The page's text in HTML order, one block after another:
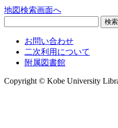
地図検索画面へ
検索
お問い合わせ
二次利用について
附属図書館
Copyright © Kobe University